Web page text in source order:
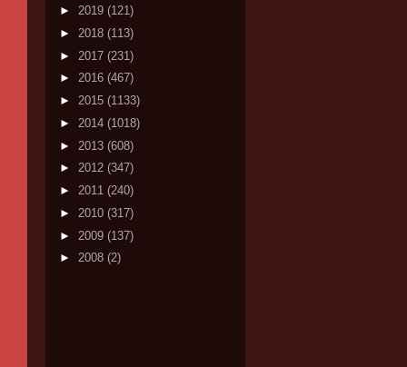
► 2019 (121)
► 2018 (113)
► 2017 (231)
► 2016 (467)
► 2015 (1133)
► 2014 (1018)
► 2013 (608)
► 2012 (347)
► 2011 (240)
► 2010 (317)
► 2009 (137)
► 2008 (2)